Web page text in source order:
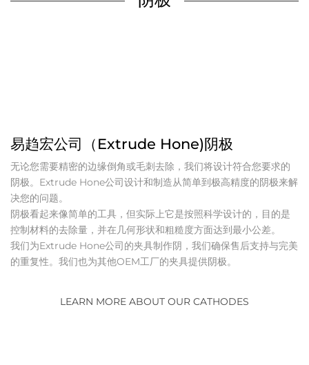
易趋宏公司（Extrude Hone)阴极
无论您需要精密的边缘倒角或毛刺去除，我们将设计符合您要求的
阴极。Extrude Hone公司设计和制造从简单到极高精度的阴极来解
决您的问题。
阴极看起来像简单的工具，但实际上它是按照科学设计的，目的是
控制材料的去除量，并在几何形状和粗糙度方面达到最小公差。
我们为Extrude Hone公司的夹具制作阴，我们确保售后支持与完美
的重复性。我们也为其他OEM工厂的夹具提供阴极。
LEARN MORE ABOUT OUR CATHODES